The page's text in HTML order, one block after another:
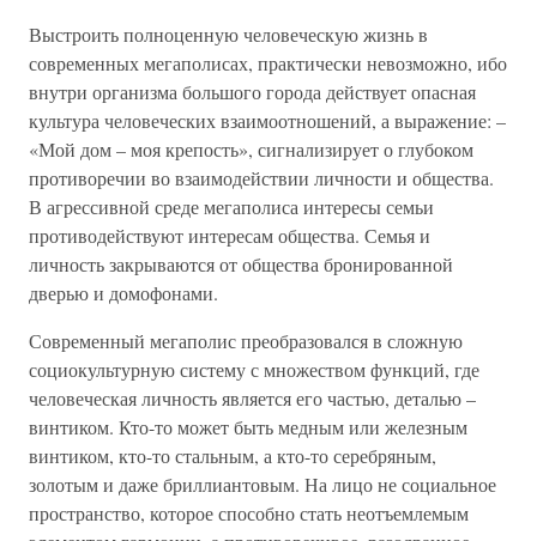
Выстроить полноценную человеческую жизнь в
современных мегаполисах, практически невозможно, ибо
внутри организма большого города действует опасная
культура человеческих взаимоотношений, а выражение: –
«Мой дом – моя крепость», сигнализирует о глубоком
противоречии во взаимодействии личности и общества.
В агрессивной среде мегаполиса интересы семьи
противодействуют интересам общества. Семья и
личность закрываются от общества бронированной
дверью и домофонами.
Современный мегаполис преобразовался в сложную
социокультурную систему с множеством функций, где
человеческая личность является его частью, деталью –
винтиком. Кто-то может быть медным или железным
винтиком, кто-то стальным, а кто-то серебряным,
золотым и даже бриллиантовым. На лицо не социальное
пространство, которое способно стать неотъемлемым